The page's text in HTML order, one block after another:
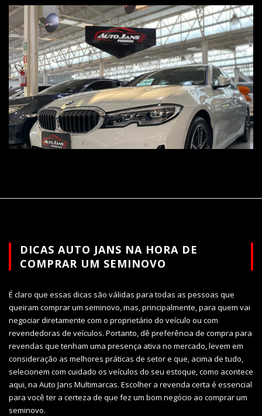
DICAS AUTO JANS NA HORA DE
COMPRAR UM SEMINOVO
É claro que essas dicas são válidas para todas as pessoas que
queiram comprar um seminovo, mas, principalmente, para quem vai
negociar diretamente com o proprietário do veículo ou com
revendedoras de veículos. Portanto, dê preferência de compra para
revendas que tenham uma presença ativa no mercado, levem em
consideração as melhores práticas de setor e que, acima de tudo,
selecionem com cuidado os veículos do seu estoque, como acontece
aqui, na Auto Jans Multimarcas. Escolher a revenda certa é essencial
para você ter a certeza de que fez um bom negócio ao comprar um
seminovo.